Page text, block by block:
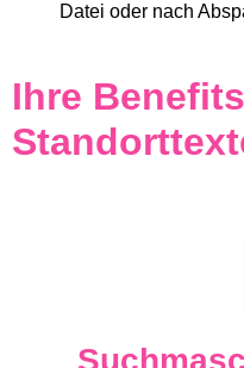
Datei oder nach
Ihre